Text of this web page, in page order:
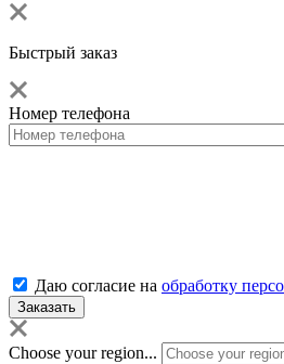
Быстрый заказ
Номер телефона
Даю согласие на обработку
Choose your region...